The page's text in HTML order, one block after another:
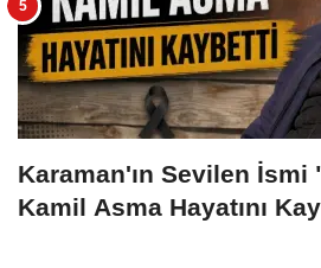
Karaman'ın Sevilen İsmi
Kamil Asma Hayatını